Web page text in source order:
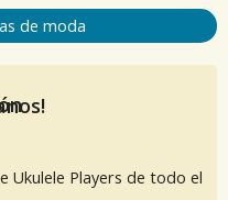
de moda
Ukulele Players de todo el